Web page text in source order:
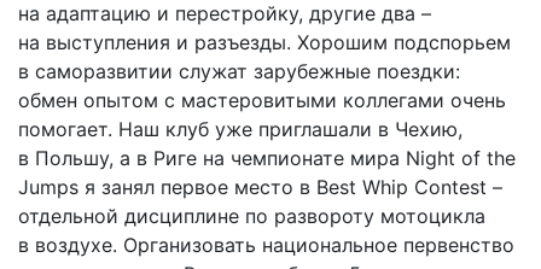
на адаптацию и перестройку, другие два –
на выступления и разъезды. Хорошим подспорьем
в саморазвитии служат зарубежные поездки:
обмен опытом с мастеровитыми коллегами очень
помогает. Наш клуб уже приглашали в Чехию,
в Польшу, а в Риге на чемпионате мира Night of the
Jumps я занял первое место в Best Whip Contest –
отдельной дисциплине по развороту мотоцикла
в воздухе. Организовать национальное первенство